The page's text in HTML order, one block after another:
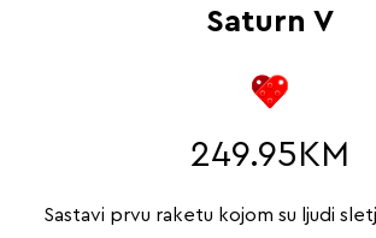
Saturn V
249.95 KM
Sastavi prvu raketu kojom su ljudi